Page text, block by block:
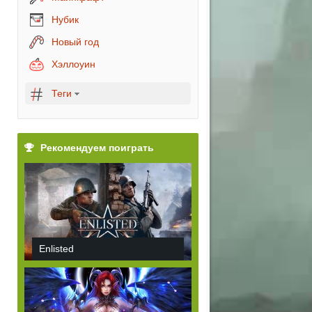
Нубик
Новый год
Хэллоуин
Теги
Рекомендуем поиграть
Enlisted